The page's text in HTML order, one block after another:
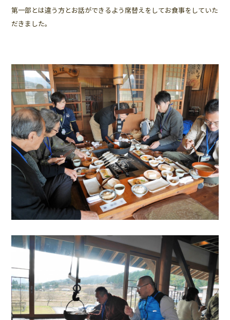
第一部とは違う方とお話ができるよう席替えをしてお食事をしていた
だきました。